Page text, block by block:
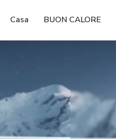
Casa BUON CALORE